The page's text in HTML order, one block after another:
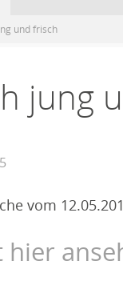
und frisch
jung
vom
hier